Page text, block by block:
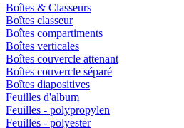
Boîtes & Classeurs
Boîtes classeur
Boîtes compartiments
Boîtes verticales
Boîtes couvercle attenant
Boîtes couvercle séparé
Boîtes diapositives
Feuilles d'album
Feuilles - polypropylen
Feuilles - polyester